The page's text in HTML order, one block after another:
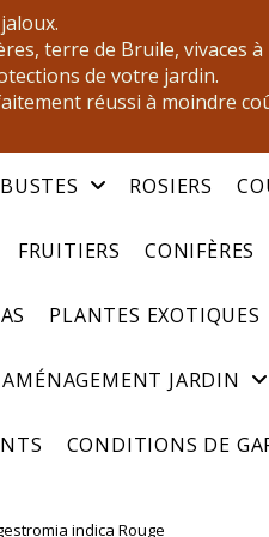
terre de Bruile, vivaces
de votre jardin.
réussi à moindre
ROSIERS
FRUITIERS CONIFÈRES
PLANTES EXOTIQUES
AMÉNAGEMENT JARDIN
CONDITIONS DE
indica Rouge